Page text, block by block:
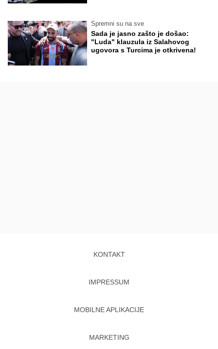
Spremni su na sve
Sada je jasno zašto je došao:
"Luda" klauzula iz Salahovog
ugovora s Turcima je otkrivena!
KONTAKT
IMPRESSUM
MOBILNE APLIKACIJE
MARKETING